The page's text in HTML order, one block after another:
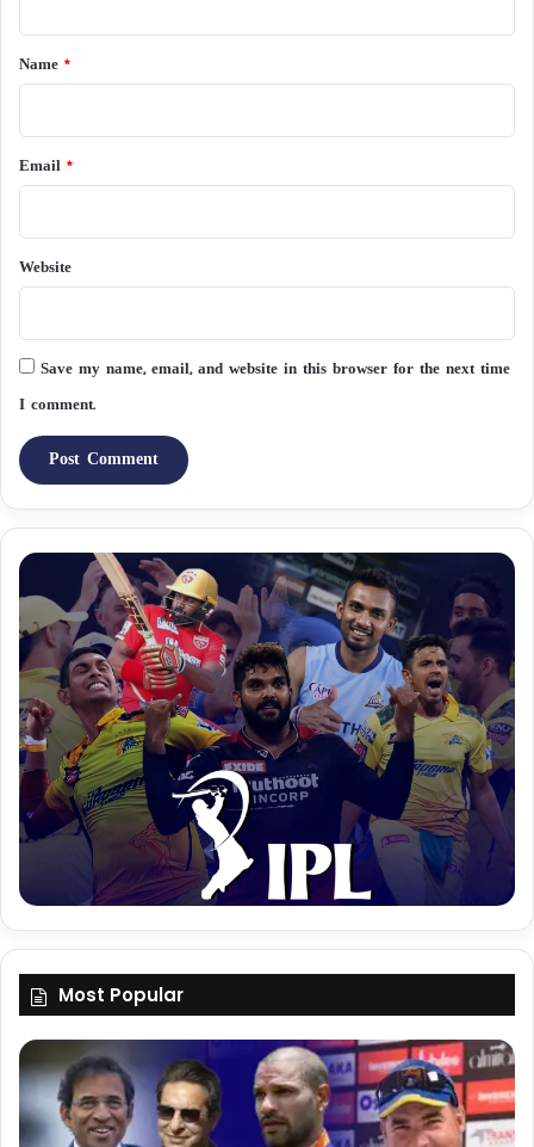
*Name *
Email *
Website
Save my name, email, and website in this browser for the next time
I comment.
Most Popular